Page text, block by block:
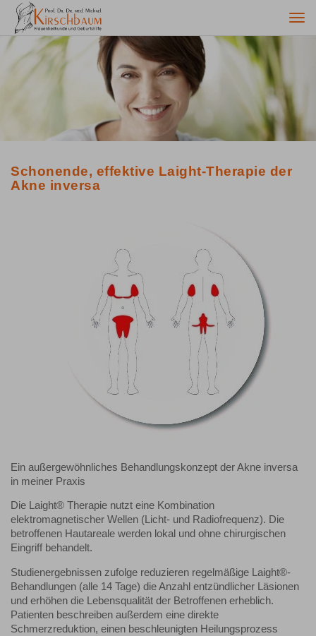
Schonende, effektive Laight-Therapie der
Akne inversa
Ein außergewöhnliches Behandlungskonzept der Akne inversa
in meiner Praxis
Die Laight® Therapie nutzt eine Kombination
elektromagnetischer Wellen (Licht- und Radiofrequenz). Die
betroffenen Hautareale werden lokal und ohne chirurgischen
Eingriff behandelt.
Studienergebnissen zufolge reduzieren regelmäßige Laight®-
Behandlungen (alle 14 Tage) die Anzahl entzündlicher Läsionen
und erhöhen die Lebensqualität der Betroffenen erheblich.
Patienten beschreiben außerdem eine direkte
Schmerzreduktion, einen beschleunigten Heilungsprozess